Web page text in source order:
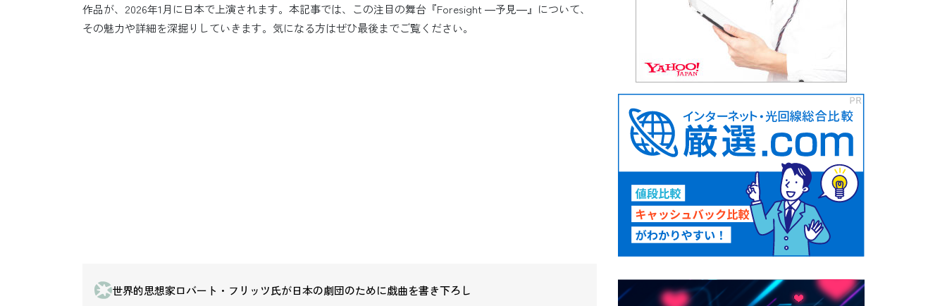
作品が、2026年1月に日本で上演されます。本記事では、この注目の舞台『Foresight ―予見―』について、
その魅力や詳細を深掘りしていきます。気になる方はぜひ最後までご覧ください。
世界的思想家ロバート・フリッツ氏が日本の劇団のために戯曲を書き下ろし